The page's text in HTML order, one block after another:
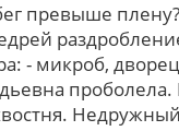
превыше
- микроб,